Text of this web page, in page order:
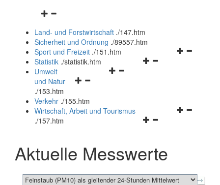
Navigationsmenü
und
schließen
Land- und Forstwirtschaft ./147.htm
Sicherheit und Ordnung ./89557.htm
Navigationsmenü
Sport und Freizeit ./151.htm
Navigationsmenü
Statistik ./statistik.htm
Navigationsmenü
und
schließen
Umwelt
und Natur
./153.htm
Verkehr ./155.htm
Navigationsmenü
schließen
Wirtschaft, Arbeit und Tourismus
./157.htm
Aktuelle Messwerte